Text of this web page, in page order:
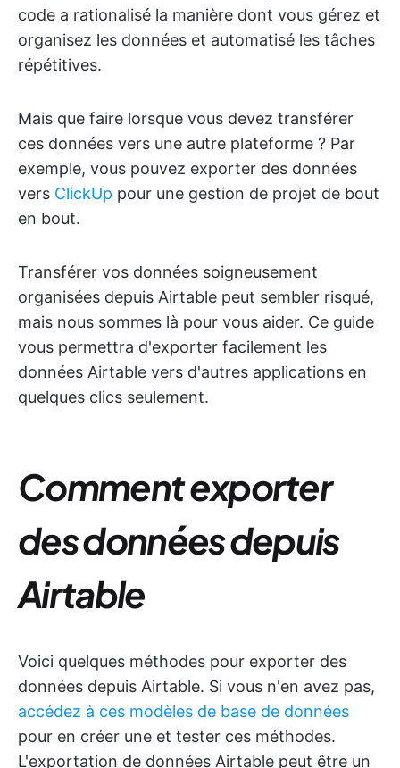
code a rationalisé la manière dont vous gérez et
organisez les données et automatisé les tâches
répétitives.
Mais que faire lorsque vous devez transférer
ces données vers une autre plateforme ? Par
exemple, vous pouvez exporter des données
vers ClickUp pour une gestion de projet de bout
en bout.
Transférer vos données soigneusement
organisées depuis Airtable peut sembler risqué,
mais nous sommes là pour vous aider. Ce guide
vous permettra d'exporter facilement les
données Airtable vers d'autres applications en
quelques clics seulement.
Comment exporter
des données depuis
Airtable
Voici quelques méthodes pour exporter des
données depuis Airtable. Si vous n'en avez pas,
accédez à ces modèles de base de données
pour en créer une et tester ces méthodes.
L'exportation de données Airtable peut être un